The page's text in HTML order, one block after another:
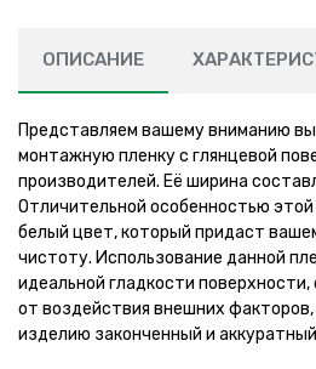
ОПИСАНИЕ
Представляем вашему вниманию
монтажную пленку с глянцевой
производителей. Её ширина
Отличительной особенностью этой
белый цвет, который придаст
чистоту. Использование данной
идеальной гладкости
от воздействия внешних
изделию законченный и